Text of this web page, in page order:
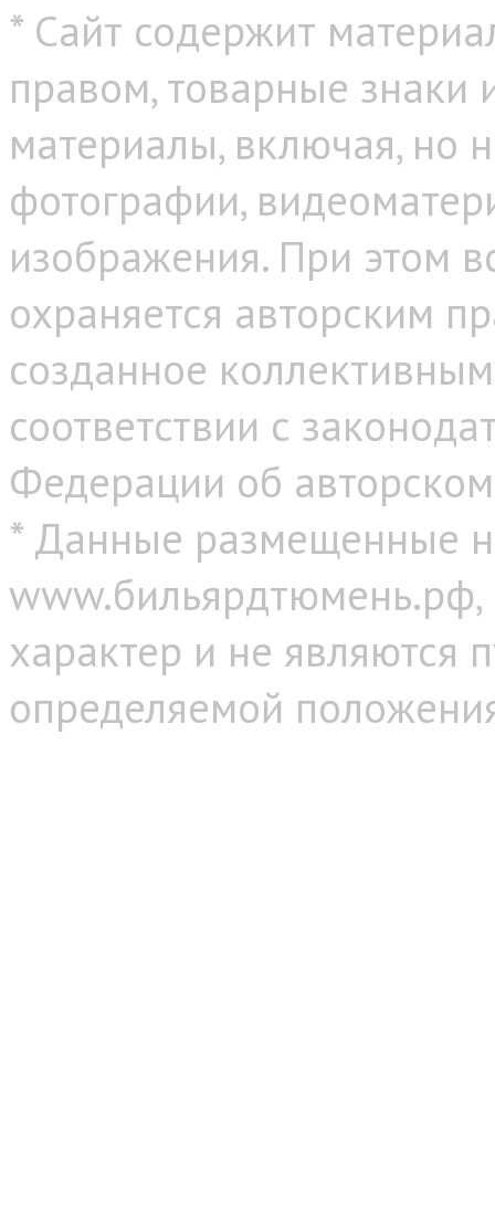
* Сайт содержит
правом, товарные
материалы, включая, но
фотографии,
изображения. При этом
охраняется авторским
созданное
соответствии с
Федерации об
* Данные размещенные
характер и не являются
определяемой